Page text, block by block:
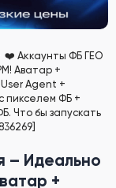
❤️ Аккаунты ФБ ГЕО
Аватар +
Agent +
пикселем ФБ +
Что бы запускать
Идеально
+